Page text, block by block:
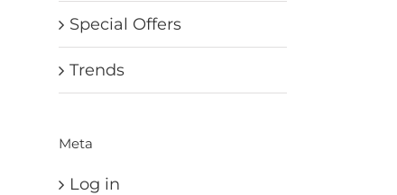
Special Offers
Trends
Meta
Log in